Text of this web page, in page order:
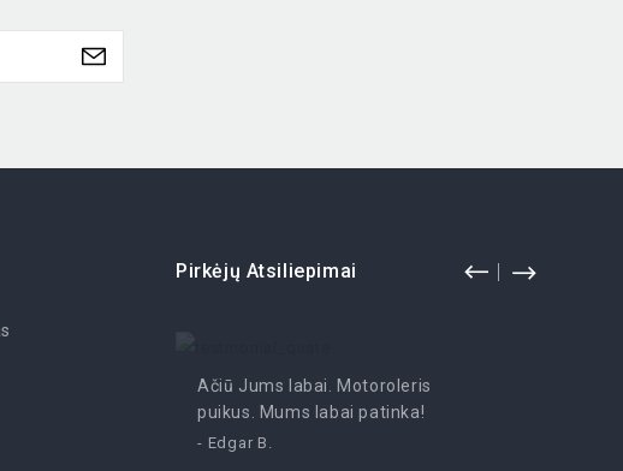
Pirkėjų Atsiliepimai
Ačiū Jums labai. Motoroleris
puikus. Mums labai patinka!
- Edgar B.